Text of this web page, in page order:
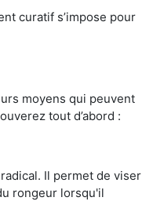
curatif s’impose pour
moyens qui peuvent
tout d’abord :
Il permet de viser
rongeur lorsqu'il